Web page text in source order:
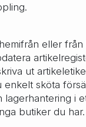
eller
ut
sköta
lagerhantering i
butiker du har.